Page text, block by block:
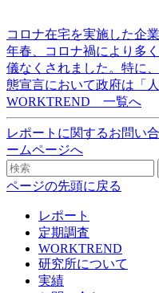
コロナ在宅を実施した企
年春、コロナ禍により多
儀なくされました。特に
態宣言において政府は「
WORKTREND 一覧へ
レポートに関するお問い
ームページへ
ページの先頭に戻る
レポート
定期調査
WORKTREND
研究所について
実績